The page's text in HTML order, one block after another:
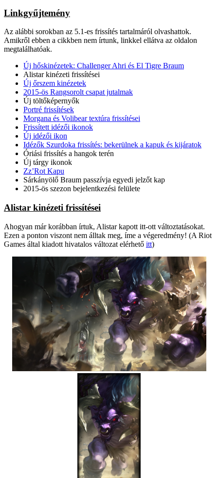
Linkgyűjtemény
Az alábbi sorokban az 5.1-es frissítés tartalmáról olvashattok.
Amikről ebben a cikkben nem írtunk, linkkel ellátva az oldalon
megtalálhatóak.
Új hőskinézetek: Challenger Ahri és El Tigre Braum
Alistar kinézeti frissítései
Új őrszem kinézetek
2015-ös Rangsorolt csapat jutalmak
Új töltőképernyők
Portré frissítések
Morgana és Volibear textúra frissítései
Frissített idézői ikonok
Új idézői ikon
Idézők Szurdoka frissítés: bekerülnek a kapuk és kijáratok
Óriási frissítés a hangok terén
Új tárgy ikonok
Zz’Rot Kapu
Sárkányölő Braum passzívja egyedi jelzőt kap
2015-ös szezon bejelentkezési felülete
Alistar kinézeti frissítései
Ahogyan már korábban írtuk, Alistar kapott itt-ott változtatásokat.
Ezen a ponton viszont nem álltak meg, íme a végeredmény! (A Riot
Games által kiadott hivatalos változat elérhető itt)